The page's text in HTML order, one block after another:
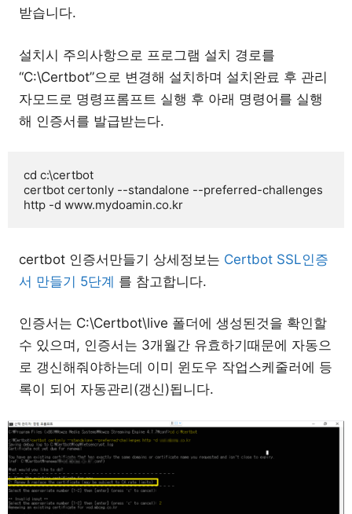
받습니다.
설치시 주의사항으로 프로그램 설치 경로를
“C:\Certbot”으로 변경해 설치하며 설치완료 후 관리
자모드로 명령프롬프트 실행 후 아래 명령어를 실행
해 인증서를 발급받는다.
cd c:\certbot
certbot certonly --standalone --preferred-challenges
http -d www.mydoamin.co.kr
certbot 인증서만들기 상세정보는 Certbot SSL인증
서 만들기 5단계 를 참고합니다.
인증서는 C:\Certbot\live 폴더에 생성된것을 확인할
수 있으며, 인증서는 3개월간 유효하기때문에 자동으
로 갱신해줘야하는데 이미 윈도우 작업스케줄러에 등
록이 되어 자동관리(갱신)됩니다.